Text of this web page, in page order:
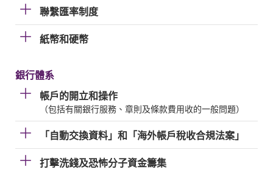
聯繫匯率制度
紙幣和硬幣
銀行體系
帳戶的開立和操作
（包括有關銀行服務、章則及條款費用收的一般問題）
「自動交換資料」和「海外帳戶稅收合規法案」
打擊洗錢及恐怖分子資金籌集